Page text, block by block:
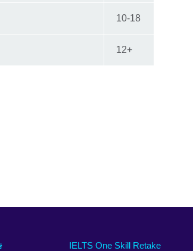
10-18
12+
IELTS One Skill Retake